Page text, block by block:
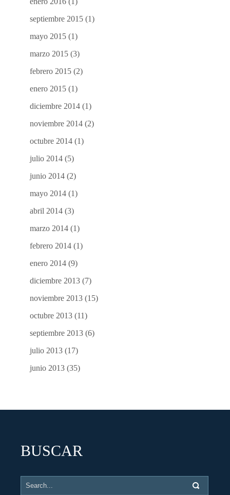
septiembre 2015 (1)
mayo 2015 (1)
marzo 2015 (3)
febrero 2015 (2)
enero 2015 (1)
diciembre 2014 (1)
noviembre 2014 (2)
octubre 2014 (1)
julio 2014 (5)
junio 2014 (2)
mayo 2014 (1)
abril 2014 (3)
marzo 2014 (1)
febrero 2014 (1)
enero 2014 (9)
diciembre 2013 (7)
noviembre 2013 (15)
octubre 2013 (11)
septiembre 2013 (6)
julio 2013 (17)
junio 2013 (35)
BUSCAR